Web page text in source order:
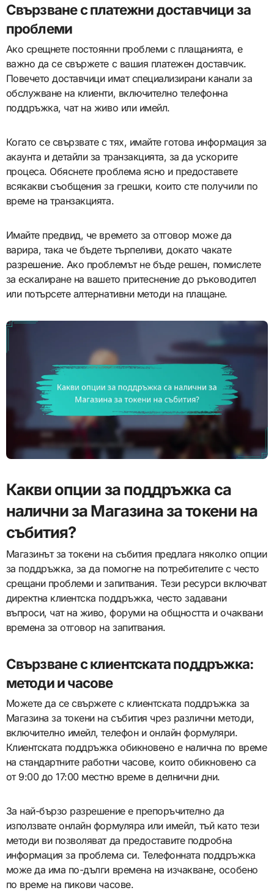
Свързване с платежни доставчици за
проблеми
Ако срещнете постоянни проблеми с плащанията, е
важно да се свържете с вашия платежен доставчик.
Повечето доставчици имат специализирани канали за
обслужване на клиенти, включително телефонна
поддръжка, чат на живо или имейл.
Когато се свързвате с тях, имайте готова информация за
акаунта и детайли за транзакцията, за да ускорите
процеса. Обяснете проблема ясно и предоставете
всякакви съобщения за грешки, които сте получили по
време на транзакцията.
Имайте предвид, че времето за отговор може да
варира, така че бъдете търпеливи, докато чакате
разрешение. Ако проблемът не бъде решен, помислете
за ескалиране на вашето притеснение до ръководител
или потърсете алтернативни методи на плащане.
Какви опции за поддръжка са
налични за Магазина за токени на
събития?
Магазинът за токени на събития предлага няколко опции
за поддръжка, за да помогне на потребителите с често
срещани проблеми и запитвания. Тези ресурси включват
директна клиентска поддръжка, често задавани
въпроси, чат на живо, форуми на общността и очаквани
времена за отговор на запитвания.
Свързване с клиентската поддръжка:
методи и часове
Можете да се свържете с клиентската поддръжка за
Магазина за токени на събития чрез различни методи,
включително имейл, телефон и онлайн формуляри.
Клиентската поддръжка обикновено е налична по време
на стандартните работни часове, които обикновено са
от 9:00 до 17:00 местно време в делнични дни.
За най-бързо разрешение е препоръчително да
използвате онлайн формуляра или имейл, тъй като тези
методи ви позволяват да предоставите подробна
информация за проблема си. Телефонната поддръжка
може да има по-дълги времена на изчакване, особено
по време на пикови часове.